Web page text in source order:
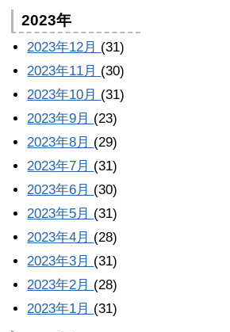
2023年
2023年12月 (31)
2023年11月 (30)
2023年10月 (31)
2023年9月 (23)
2023年8月 (29)
2023年7月 (31)
2023年6月 (30)
2023年5月 (31)
2023年4月 (28)
2023年3月 (31)
2023年2月 (28)
2023年1月 (31)